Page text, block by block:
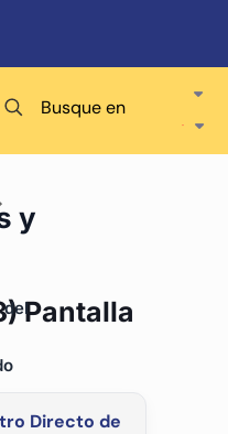
Busque en
Pantalla
Directo de
y
del